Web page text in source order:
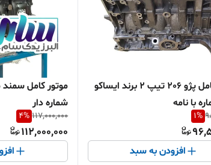
موتور کامل پژو 206 تیپ 2 برند ایساکو
با نامه
1%
افزودن به سبد
شماره دار
117,000,000
4%
112,000,000